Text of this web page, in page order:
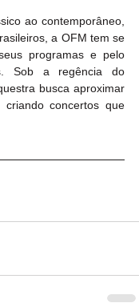
ao contemporâneo,
a OFM tem se
programas e pelo
Sob a regência do
busca aproximar
concertos que